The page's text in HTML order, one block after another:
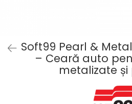
Soft99 Pearl &
– Ceară auto
metalizate